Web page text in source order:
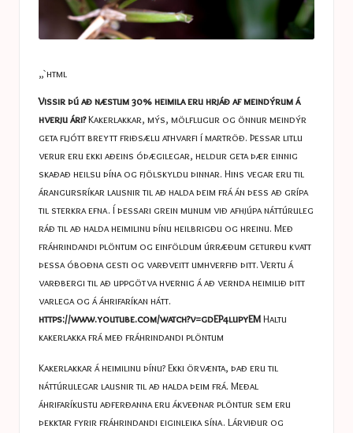
s
„`html
Vissir þú að næstum 30% heimila eru hrjáð af meindýrum á
hverju ári?Kakerlakkar, mýs, mölflugur og önnur meindýr
geta fljótt breytt friðsælu athvarfi í martröð. Þessar litlu
verur eru ekki aðeins óþægilegar, heldur geta þær einnig
skaðað heilsu þína og fjölskyldu þinnar. Hins vegar eru til
árangursríkar lausnir til að halda þeim frá án þess að grípa
til sterkra efna. Í þessari grein munum við afhjúpa náttúruleg
ráð til að halda heimilinu þínu heilbrigðu og hreinu. Með
fráhrindandi plöntum og einföldum úrræðum geturðu kvatt
þessa óboðna gesti og varðveitt umhverfið þitt. Vertu á
varðbergi til að uppgötva hvernig á að vernda heimilið þitt
varlega og á áhrifaríkan hátt.
https://www.youtube.com/watch?v=gdEP4lupyEMHaltu
kakerlakka frá með fráhrindandi plöntum
Kakerlakkar á heimilinu þínu? Ekki örvænta, það eru til
náttúrulegar lausnir til að halda þeim frá. Meðal
áhrifaríkustu aðferðanna eru ákveðnar plöntur sem eru
þekktar fyrir fráhrindandi eiginleika sína. Lárviður og